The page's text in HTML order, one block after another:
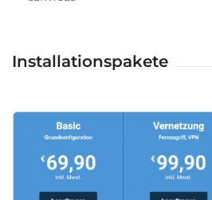
Installationspakete